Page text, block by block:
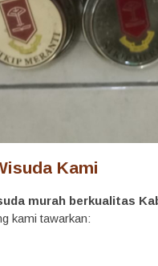
Kami
murah berkualitas
kami tawarkan: